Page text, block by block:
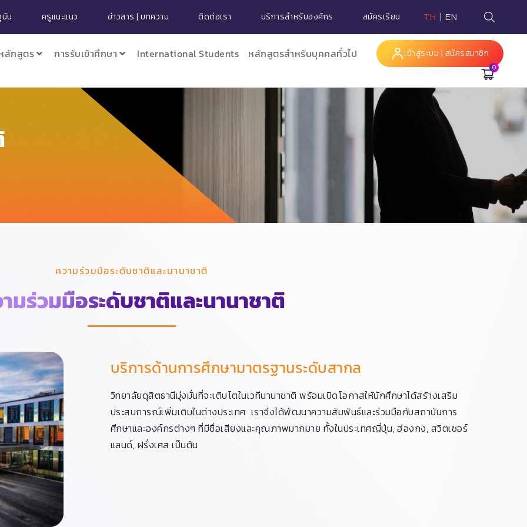
น ครูแนะแนว ข่าวสาร | บทความ ติดต่อเรา บริการสำหรับองค์กร สมัครเรียน TH EN
ลักสูตร การรับเข้าศึกษา International Students หลักสูตรสำหรับบุคคลทั่วไป เข้าสู่ระบบ | สมัครสมาชิก
0
ความร่วมมือระดับชาติและนานาชาติ
มร่วมมือระดับชาติและนานาชาติ
บริการด้านการศึกษามาตรฐานระดับสากล
วิทยาลัยดุสิตธานีมุ่งมั่นที่จะเติบโตในเวทีนานาชาติ พร้อมเปิดโอกาสให้นักศึกษาได้สร้างเสริม
ประสบการณ์เพิ่มเติมในต่างประเทศ เราจึงได้พัฒนาความสัมพันธ์และร่วมมือกับสถาบันการ
ศึกษาและองค์กรต่างๆ ที่มีชื่อเสียงและคุณภาพมากมาย ทั้งในประเทศญี่ปุ่น, ฮ่องกง, สวิตเซอร์
แลนด์, ฝรั่งเศส เป็นต้น